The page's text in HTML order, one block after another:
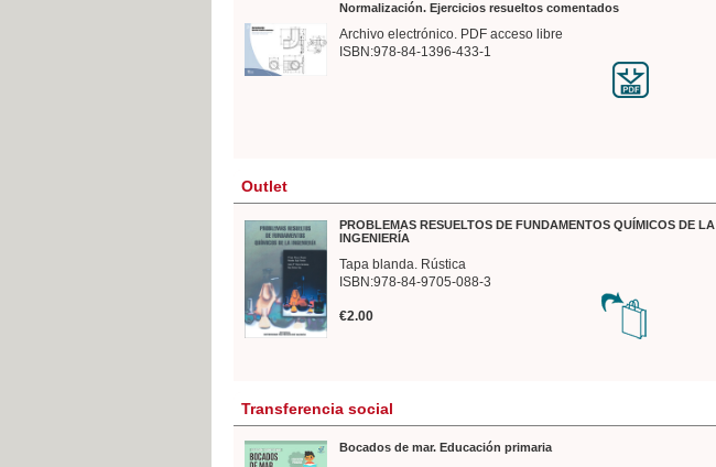
Normalización. Ejercicios resueltos comentados
Archivo electrónico. PDF acceso libre
ISBN:978-84-1396-433-1
Outlet
PROBLEMAS RESUELTOS DE FUNDAMENTOS QUÍMICOS DE LA
INGENIERÍA
Tapa blanda. Rústica
ISBN:978-84-9705-088-3
€2.00
Transferencia social
Bocados de mar. Educación primaria